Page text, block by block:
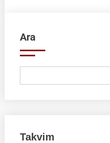
Ara
Takvim